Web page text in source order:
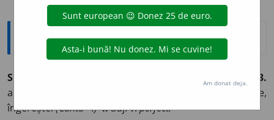
Sinonime
SUP
3.
adv. minunat, splendid, (fig.) divin, dumnezeiește,
îngerește.(Cântă ~.)4.adj. v.perfect.
Am donat deja.